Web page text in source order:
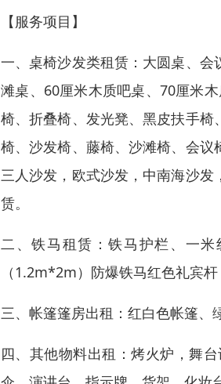
【服务项目】
一、桌椅沙发类租赁：大圆桌、
滩桌、60厘米木质吧桌、70厘米
椅、折叠椅、发光凳、黑皮扶手
椅、沙发椅、藤椅、沙滩椅、会
三人沙发，欧式沙发，中南海沙
赁。
二、铁马租赁：铁马护栏、一
（1.2m*2m）防爆铁马红色礼宾杆
三、帐篷篷房出租：红白色帐篷、
四、其他物料出租：烤火炉，舞